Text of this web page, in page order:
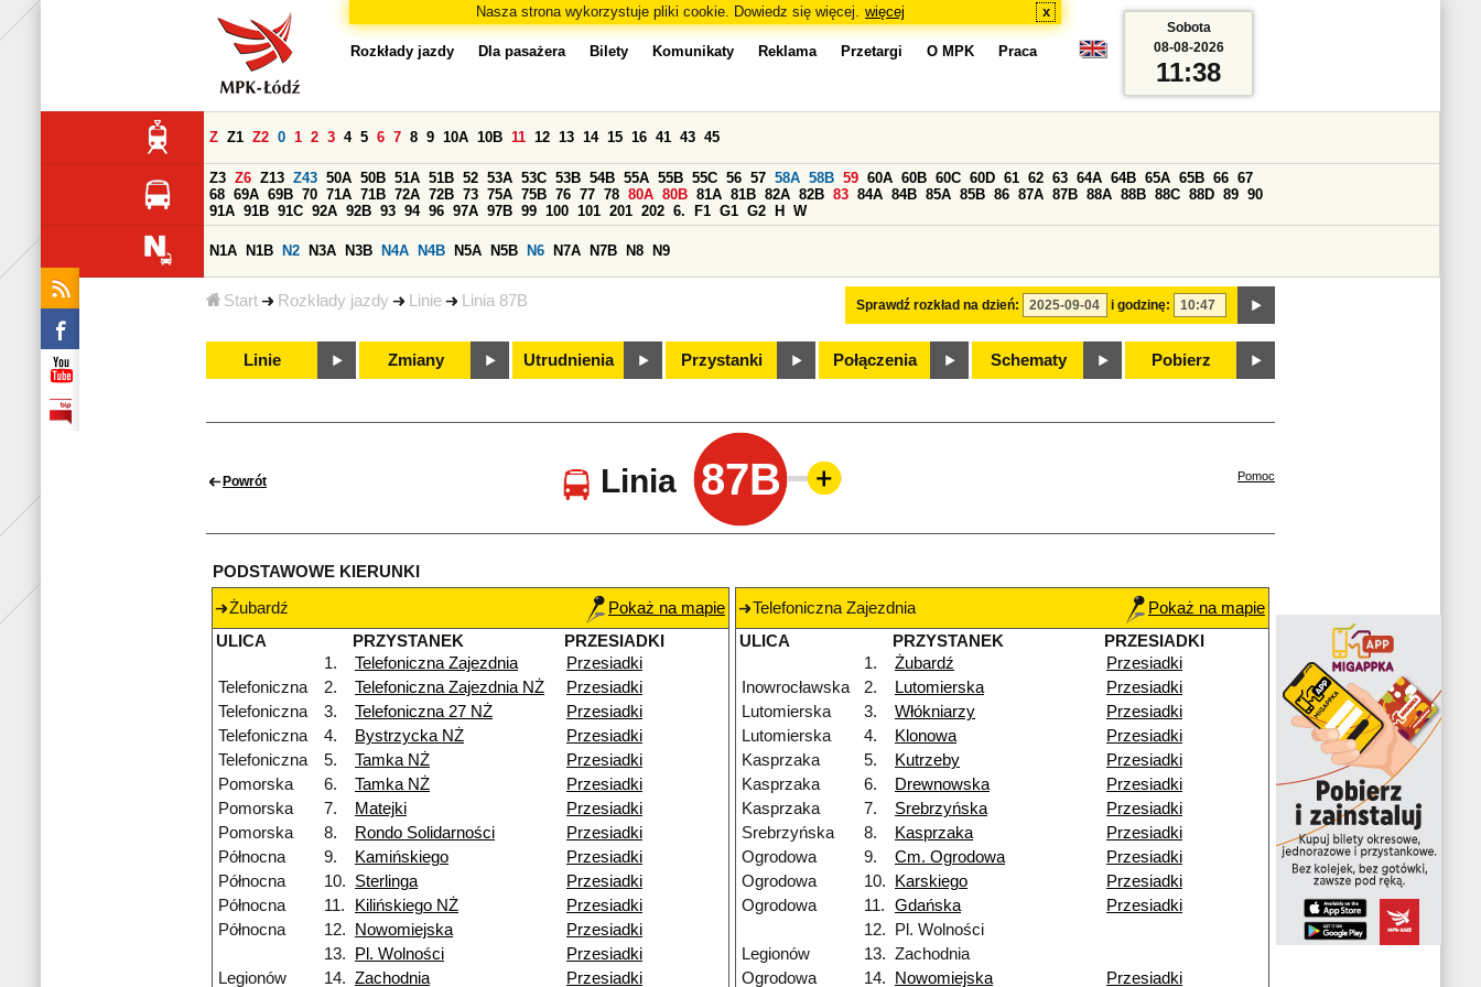
Nasza strona wykorzystuje pliki cookie. Dowiedz się więcej. więcej x
Start Rozkłady jazdy Linie Linia 87B
Rozkłady jazdy Dla pasażera Bilety Komunikaty Reklama Przetargi O MPK Praca
Sprawdź rozkład na dzień: i godzinę:
Z Z1 Z2 0 1 2 3 4 5 6 7 8 9 10A 10B 11 12 13 14 15 16 41 43 45
Z3 Z6 Z13 Z43 50A 50B 51A 51B 52 53A 53C 53B 54B 55A 55B 55C 56 57 58A 58B 59 60A 60B 60C 60D 61 62 63 64A 64B 65A 65B 66 67
68 69A 69B 70 71A 71B 72A 72B 73 75A 75B 76 77 78 80A 80B 81A 81B 82A 82B 83 84A 84B 85A 85B 86 87A 87B 88A 88B 88C 88D 89 90
91A 91B 91C 92A 92B 93 94 96 97A 97B 99 100 101 201 202 6. F1 G1 G2 H W
N1A N1B N2 N3A N3B N4A N4B N5A N5B N6 N7A N7B N8 N9
Linie Zmiany Utrudnienia Przystanki Połączenia Schematy Pobierz
Sobota
08-08-2026
11:38
Powrót Linia 87B Pomoc
PODSTAWOWE KIERUNKI
Żubardź
Pokaż na mapie
ULICA
PRZYSTANEK
PRZESIADKI
1.
Telefoniczna Zajezdnia
Przesiadki
Telefoniczna
2. Telefoniczna Zajezdnia NŻ
Przesiadki
Telefoniczna
3. Telefoniczna 27 NŻ
Przesiadki
Telefoniczna
4. Bystrzycka NŻ
Przesiadki
Telefoniczna
5. Tamka NŻ
Przesiadki
Pomorska
6. Tamka NŻ
Przesiadki
Pomorska
7. Matejki
Przesiadki
Pomorska
8. Rondo Solidarności
Przesiadki
Północna
9. Kamińskiego
Przesiadki
Północna
10. Sterlinga
Przesiadki
Północna
11. Kilińskiego NŻ
Przesiadki
Północna
12. Nowomiejska
Przesiadki
13.
Pl. Wolności
Przesiadki
Legionów
14. Zachodnia Przesiadki
Telefoniczna Zajezdnia
Pokaż na mapie
ULICA
PRZYSTANEK
PRZESIADKI
1.
Żubardź
Przesiadki
Inowrocławska
2. Lutomierska
Przesiadki
Lutomierska
3. Włókniarzy
Przesiadki
Lutomierska
4. Klonowa
Przesiadki
Kasprzaka
5. Kutrzeby
Przesiadki
Kasprzaka
6. Drewnowska
Przesiadki
Kasprzaka
7. Srebrzyńska
Przesiadki
Srebrzyńska
8. Kasprzaka
Przesiadki
Ogrodowa
9. Cm. Ogrodowa
Przesiadki
Ogrodowa
10. Karskiego
Przesiadki
Ogrodowa
11. Gdańska
Przesiadki
12.
Pl. Wolności
Legionów
13. Zachodnia
Ogrodowa
14. Nowomiejska Przesiadki